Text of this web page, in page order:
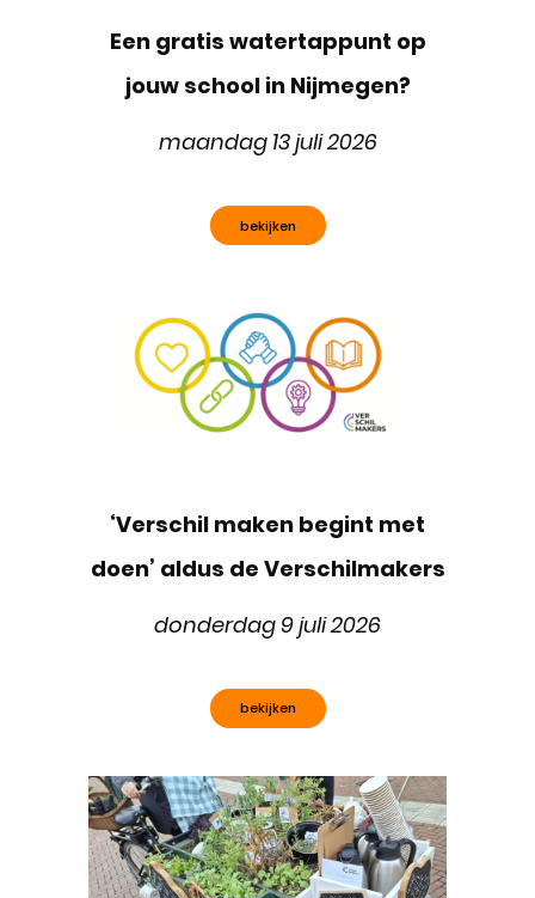
Een gratis watertappunt op
jouw school in Nijmegen?
maandag 13 juli 2026
bekijken
‘Verschil maken begint met
doen’ aldus de Verschilmakers
donderdag 9 juli 2026
bekijken